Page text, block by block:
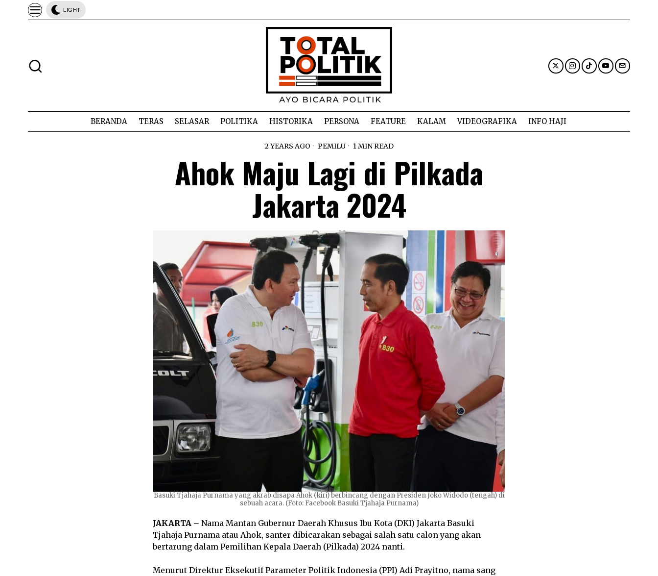
LIGHT
BERANDA TERAS SELASAR POLITIKA HISTORIKA PERSONA FEATURE KALAM VIDEOGRAFIKA INFO HAJI
2 YEARS AGO PEMILU 1 MIN READ
Ahok Maju Lagi di Pilkada
Jakarta 2024
Basuki Tjahaja Purnama yang akrab disapa Ahok (kiri) berbincang dengan Presiden Joko Widodo (tengah) di
sebuah acara. (Foto: Facebook Basuki Tjahaja Purnama)
JAKARTA – Nama Mantan Gubernur Daerah Khusus Ibu Kota (DKI) Jakarta Basuki
Tjahaja Purnama atau Ahok, santer dibicarakan sebagai salah satu calon yang akan
bertarung dalam Pemilihan Kepala Daerah (Pilkada) 2024 nanti.
Menurut Direktur Eksekutif Parameter Politik Indonesia (PPI) Adi Prayitno, nama sang